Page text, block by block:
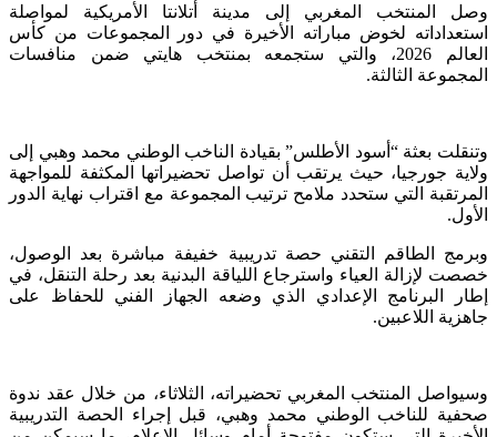
وصل المنتخب المغربي إلى مدينة أتلانتا الأمريكية لمواصلة
استعداداته لخوض مباراته الأخيرة في دور المجموعات من كأس
العالم 2026، والتي ستجمعه بمنتخب هايتي ضمن منافسات
المجموعة الثالثة.
وتنقلت بعثة “أسود الأطلس” بقيادة الناخب الوطني محمد وهبي إلى
ولاية جورجيا، حيث يرتقب أن تواصل تحضيراتها المكثفة للمواجهة
المرتقبة التي ستحدد ملامح ترتيب المجموعة مع اقتراب نهاية الدور
الأول.
وبرمج الطاقم التقني حصة تدريبية خفيفة مباشرة بعد الوصول،
خصصت لإزالة العياء واسترجاع اللياقة البدنية بعد رحلة التنقل، في
إطار البرنامج الإعدادي الذي وضعه الجهاز الفني للحفاظ على
جاهزية اللاعبين.
وسيواصل المنتخب المغربي تحضيراته، الثلاثاء، من خلال عقد ندوة
صحفية للناخب الوطني محمد وهبي، قبل إجراء الحصة التدريبية